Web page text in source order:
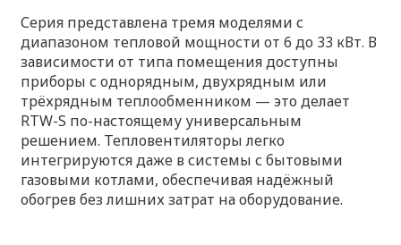
Серия представлена тремя моделями с
диапазоном тепловой мощности от 6 до 33 кВт. В
зависимости от типа помещения доступны
приборы с однорядным, двухрядным или
трёхрядным теплообменником — это делает
RTW-S по-настоящему универсальным
решением. Тепловентиляторы легко
интегрируются даже в системы с бытовыми
газовыми котлами, обеспечивая надёжный
обогрев без лишних затрат на оборудование.